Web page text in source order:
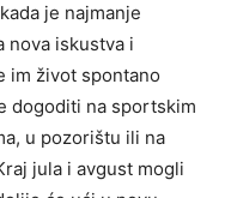
je najmanje
nova iskustva i
im život spontano
dogoditi na sportskim
u pozorištu ili na
jula i avgust mogli